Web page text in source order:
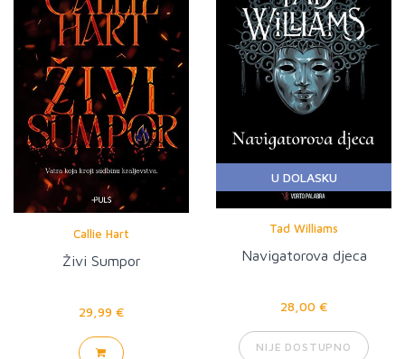
Callie Hart
Živi Sumpor
29,99 €
U DOLASKU
Tad Williams
Navigatorova djeca
28,00 €
NIJE DOSTUPNO